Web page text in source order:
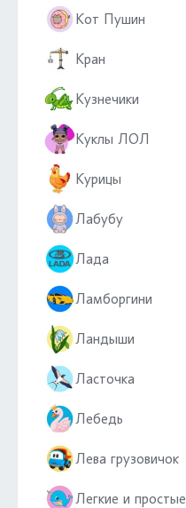
Кот Пушин
Кран
Кузнечики
Куклы ЛОЛ
Курицы
Лабубу
Лада
Ламборгини
Ландыши
Ласточка
Лебедь
Лева грузовичок
Легкие и простые